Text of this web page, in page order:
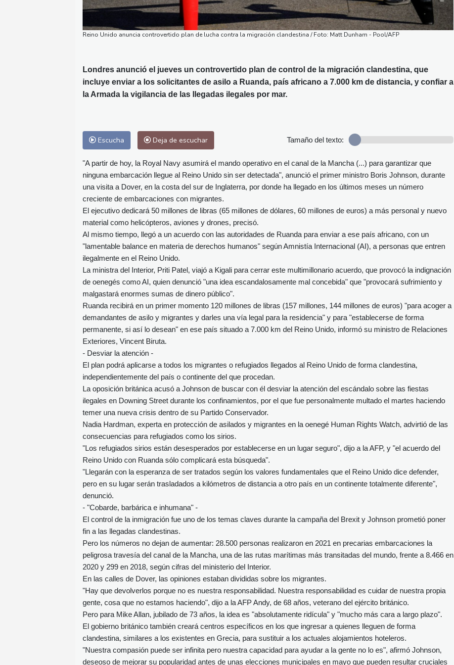
Reino Unido anuncia controvertido plan de lucha contra la migración clandestina / Foto: Matt Dunham - Pool/AFP
Londres anunció el jueves un controvertido plan de control de la migración clandestina, que
incluye enviar a los solicitantes de asilo a Ruanda, país africano a 7.000 km de distancia, y confiar a
la Armada la vigilancia de las llegadas ilegales por mar.
Escucha Deja de escuchar Tamaño del texto:
"A partir de hoy, la Royal Navy asumirá el mando operativo en el canal de la Mancha (...) para garantizar que
ninguna embarcación llegue al Reino Unido sin ser detectada", anunció el primer ministro Boris Johnson, durante
una visita a Dover, en la costa del sur de Inglaterra, por donde ha llegado en los últimos meses un número
creciente de embarcaciones con migrantes.
El ejecutivo dedicará 50 millones de libras (65 millones de dólares, 60 millones de euros) a más personal y nuevo
material como helicópteros, aviones y drones, precisó.
Al mismo tiempo, llegó a un acuerdo con las autoridades de Ruanda para enviar a ese país africano, con un
"lamentable balance en materia de derechos humanos" según Amnistía Internacional (AI), a personas que entren
ilegalmente en el Reino Unido.
La ministra del Interior, Priti Patel, viajó a Kigali para cerrar este multimillonario acuerdo, que provocó la indignación
de oenegés como AI, quien denunció "una idea escandalosamente mal concebida" que "provocará sufrimiento y
malgastará enormes sumas de dinero público".
Ruanda recibirá en un primer momento 120 millones de libras (157 millones, 144 millones de euros) "para acoger a
demandantes de asilo y migrantes y darles una vía legal para la residencia" y para "establecerse de forma
permanente, si así lo desean" en ese país situado a 7.000 km del Reino Unido, informó su ministro de Relaciones
Exteriores, Vincent Biruta.
- Desviar la atención -
El plan podrá aplicarse a todos los migrantes o refugiados llegados al Reino Unido de forma clandestina,
independientemente del país o continente del que procedan.
La oposición británica acusó a Johnson de buscar con él desviar la atención del escándalo sobre las fiestas
ilegales en Downing Street durante los confinamientos, por el que fue personalmente multado el martes haciendo
temer una nueva crisis dentro de su Partido Conservador.
Nadia Hardman, experta en protección de asilados y migrantes en la oenegé Human Rights Watch, advirtió de las
consecuencias para refugiados como los sirios.
"Los refugiados sirios están desesperados por establecerse en un lugar seguro", dijo a la AFP, y "el acuerdo del
Reino Unido con Ruanda sólo complicará esta búsqueda".
"Llegarán con la esperanza de ser tratados según los valores fundamentales que el Reino Unido dice defender,
pero en su lugar serán trasladados a kilómetros de distancia a otro país en un continente totalmente diferente",
denunció.
- "Cobarde, barbárica e inhumana" -
El control de la inmigración fue uno de los temas claves durante la campaña del Brexit y Johnson prometió poner
fin a las llegadas clandestinas.
Pero los números no dejan de aumentar: 28.500 personas realizaron en 2021 en precarias embarcaciones la
peligrosa travesía del canal de la Mancha, una de las rutas marítimas más transitadas del mundo, frente a 8.466 en
2020 y 299 en 2018, según cifras del ministerio del Interior.
En las calles de Dover, las opiniones estaban divididas sobre los migrantes.
"Hay que devolverlos porque no es nuestra responsabilidad. Nuestra responsabilidad es cuidar de nuestra propia
gente, cosa que no estamos haciendo", dijo a la AFP Andy, de 68 años, veterano del ejército británico.
Pero para Mike Allan, jubilado de 73 años, la idea es "absolutamente ridícula" y "mucho más cara a largo plazo".
El gobierno británico también creará centros específicos en los que ingresar a quienes lleguen de forma
clandestina, similares a los existentes en Grecia, para sustituir a los actuales alojamientos hoteleros.
"Nuestra compasión puede ser infinita pero nuestra capacidad para ayudar a la gente no lo es", afirmó Johnson,
deseoso de mejorar su popularidad antes de unas elecciones municipales en mayo que pueden resultar cruciales